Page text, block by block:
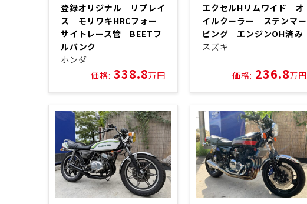
登録オリジナル リプレイ
ス モリワキHRCフォー
サイトレース管 BEETフ
ルバンク
ホンダ
価格: 338.8万円
エクセルHリムワイド オ
イルクーラー ステンマー
ビング エンジンOH済み
スズキ
価格: 236.8万円